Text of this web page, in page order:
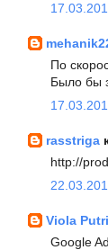
По
Было бы
rasstriga
http://
Viola Putri
Google